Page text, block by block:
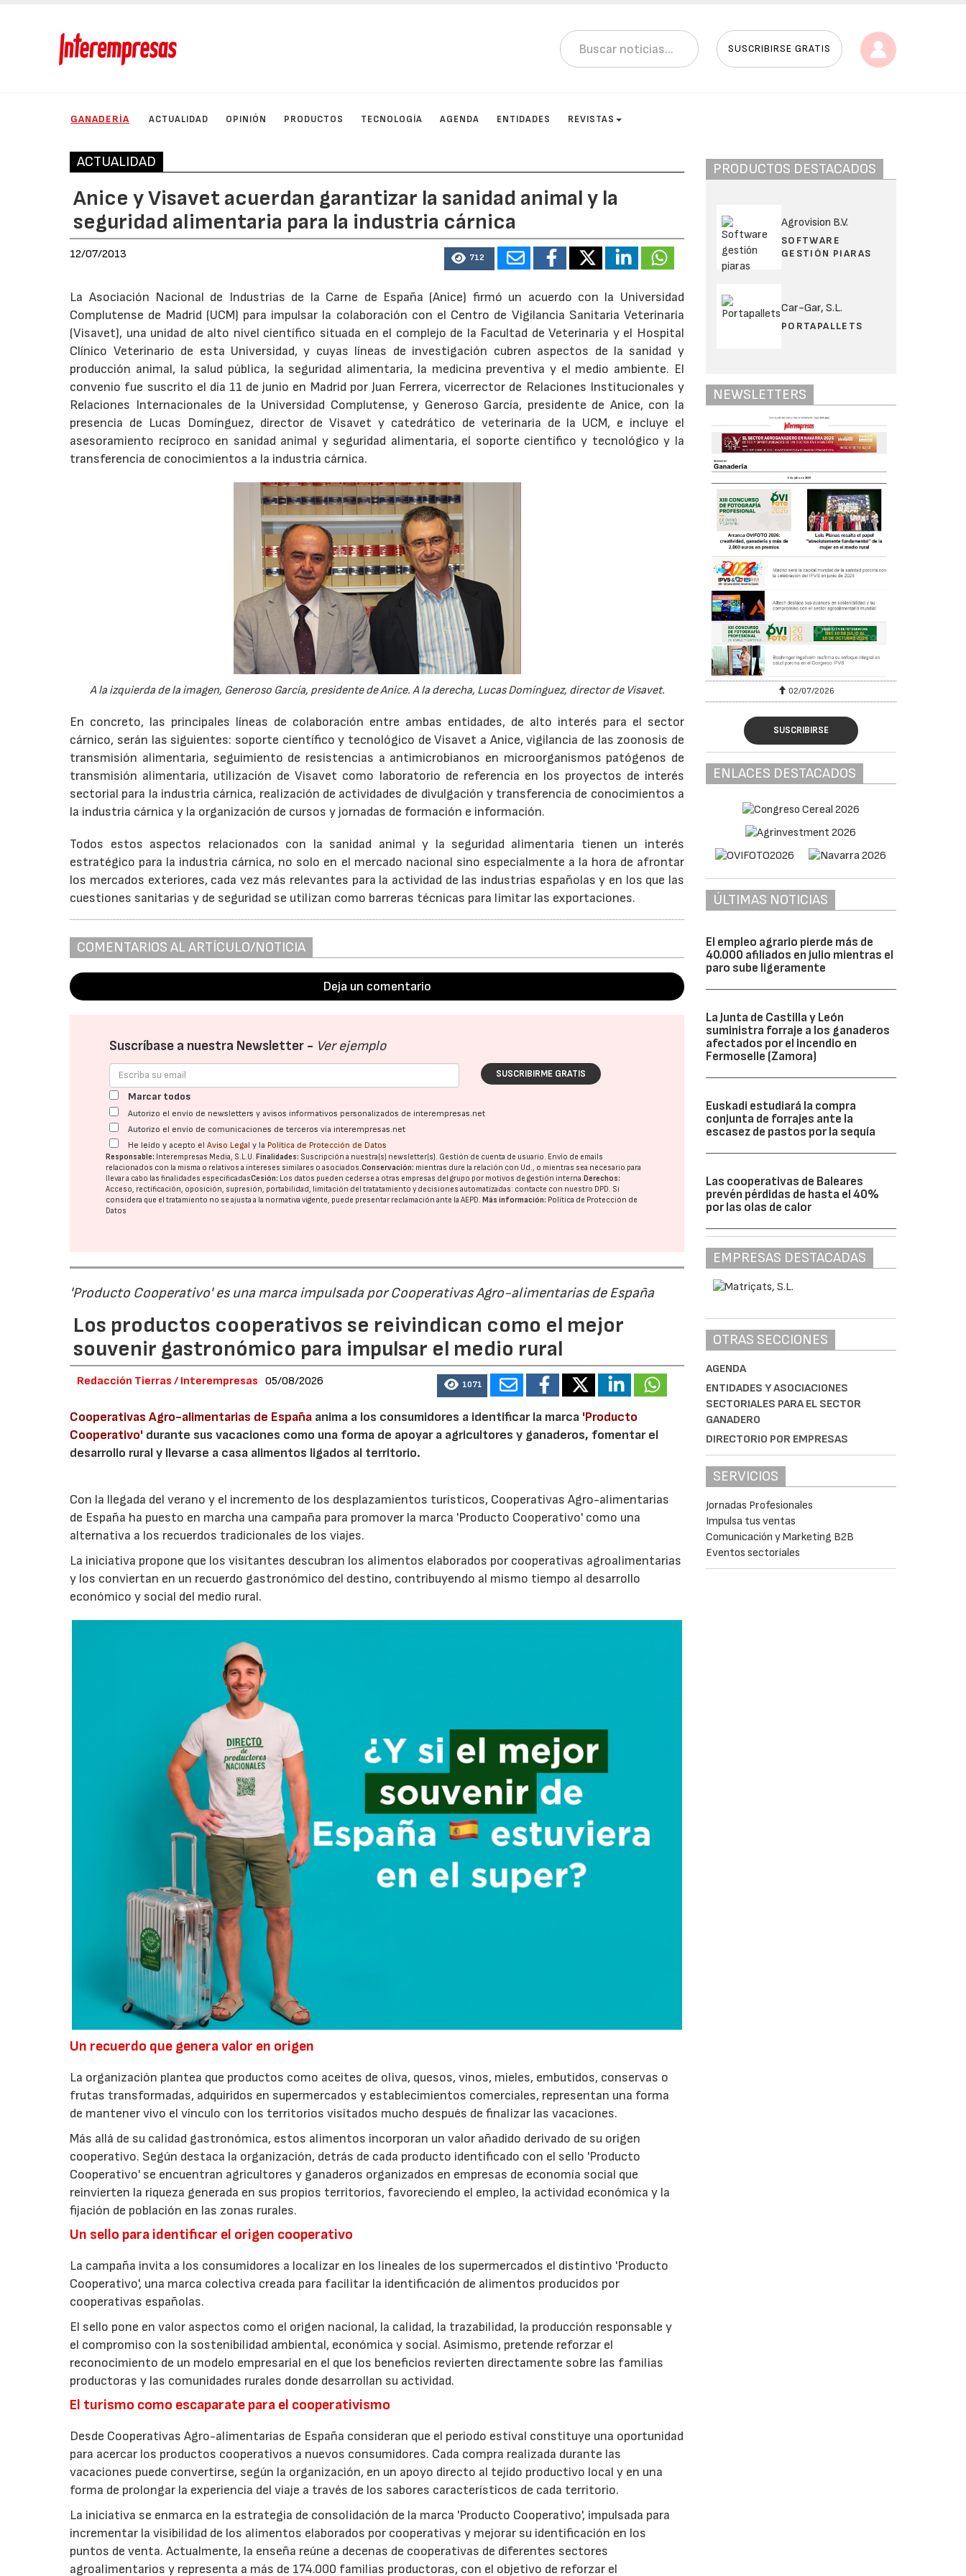
SUSCRIBIRSE GRATIS
GANADERÍA ACTUALIDAD OPINIÓN PRODUCTOS TECNOLOGÍA AGENDA ENTIDADES REVISTAS
ACTUALIDAD
Anice y Visavet acuerdan garantizar la sanidad animal y la
seguridad alimentaria para la industria cárnica
12/07/2013 712
La Asociación Nacional de Industrias de la Carne de España (Anice) firmó un acuerdo con la Universidad
Complutense de Madrid (UCM) para impulsar la colaboración con el Centro de Vigilancia Sanitaria Veterinaria
(Visavet), una unidad de alto nivel científico situada en el complejo de la Facultad de Veterinaria y el Hospital
Clínico Veterinario de esta Universidad, y cuyas líneas de investigación cubren aspectos de la sanidad y
producción animal, la salud pública, la seguridad alimentaria, la medicina preventiva y el medio ambiente. El
convenio fue suscrito el día 11 de junio en Madrid por Juan Ferrera, vicerrector de Relaciones Institucionales y
Relaciones Internacionales de la Universidad Complutense, y Generoso García, presidente de Anice, con la
presencia de Lucas Domínguez, director de Visavet y catedrático de veterinaria de la UCM, e incluye el
asesoramiento recíproco en sanidad animal y seguridad alimentaria, el soporte científico y tecnológico y la
transferencia de conocimientos a la industria cárnica.
A la izquierda de la imagen, Generoso García, presidente de Anice. A la derecha, Lucas Domínguez, director de Visavet.
En concreto, las principales líneas de colaboración entre ambas entidades, de alto interés para el sector
cárnico, serán las siguientes: soporte científico y tecnológico de Visavet a Anice, vigilancia de las zoonosis de
transmisión alimentaria, seguimiento de resistencias a antimicrobianos en microorganismos patógenos de
transmisión alimentaria, utilización de Visavet como laboratorio de referencia en los proyectos de interés
sectorial para la industria cárnica, realización de actividades de divulgación y transferencia de conocimientos a
la industria cárnica y la organización de cursos y jornadas de formación e información.
Todos estos aspectos relacionados con la sanidad animal y la seguridad alimentaria tienen un interés
estratégico para la industria cárnica, no solo en el mercado nacional sino especialmente a la hora de afrontar
los mercados exteriores, cada vez más relevantes para la actividad de las industrias españolas y en los que las
cuestiones sanitarias y de seguridad se utilizan como barreras técnicas para limitar las exportaciones.
COMENTARIOS AL ARTÍCULO/NOTICIA
Deja un comentario
Suscríbase a nuestra Newsletter - Ver ejemplo
SUSCRIBIRME GRATIS
Marcar todos
Autorizo el envío de newsletters y avisos informativos personalizados de interempresas.net
Autorizo el envío de comunicaciones de terceros vía interempresas.net
He leído y acepto elAviso Legal y la Política de Protección de Datos
Responsable: Interempresas Media, S.L.U.Finalidades: Suscripción a nuestra(s) newsletter(s). Gestión de cuenta de usuario. Envío de emails
relacionados con la misma o relativos a intereses similares o asociados.Conservación: mientras dure la relación con Ud., o mientras sea necesario para
llevar a cabo las finalidades especificadasCesión: Los datos pueden cederse a otras empresas del grupo por motivos de gestión interna.Derechos:
Acceso, rectificación, oposición, supresión, portabilidad, limitación del tratatamiento y decisiones automatizadas: contacte con nuestro DPD. Si
considera que el tratamiento no se ajusta a la normativa vigente, puede presentar reclamación ante laAEPD.Más información: Política de Protección de
Datos
'Producto Cooperativo' es una marca impulsada por Cooperativas Agro-alimentarias de España
Los productos cooperativos se reivindican como el mejor
souvenir gastronómico para impulsar el medio rural
Redacción Tierras / Interempresas 05/08/2026 1071
Cooperativas Agro-alimentarias de España anima a los consumidores a identificar la marca 'Producto
Cooperativo' durante sus vacaciones como una forma de apoyar a agricultores y ganaderos, fomentar el
desarrollo rural y llevarse a casa alimentos ligados al territorio.
Con la llegada del verano y el incremento de los desplazamientos turísticos, Cooperativas Agro-alimentarias
de España ha puesto en marcha una campaña para promover la marca 'Producto Cooperativo' como una
alternativa a los recuerdos tradicionales de los viajes.
La iniciativa propone que los visitantes descubran los alimentos elaborados por cooperativas agroalimentarias
y los conviertan en un recuerdo gastronómico del destino, contribuyendo al mismo tiempo al desarrollo
económico y social del medio rural.
Un recuerdo que genera valor en origen
La organización plantea que productos como aceites de oliva, quesos, vinos, mieles, embutidos, conservas o
frutas transformadas, adquiridos en supermercados y establecimientos comerciales, representan una forma
de mantener vivo el vínculo con los territorios visitados mucho después de finalizar las vacaciones.
Más allá de su calidad gastronómica, estos alimentos incorporan un valor añadido derivado de su origen
cooperativo. Según destaca la organización, detrás de cada producto identificado con el sello 'Producto
Cooperativo' se encuentran agricultores y ganaderos organizados en empresas de economía social que
reinvierten la riqueza generada en sus propios territorios, favoreciendo el empleo, la actividad económica y la
fijación de población en las zonas rurales.
Un sello para identificar el origen cooperativo
La campaña invita a los consumidores a localizar en los lineales de los supermercados el distintivo 'Producto
Cooperativo', una marca colectiva creada para facilitar la identificación de alimentos producidos por
cooperativas españolas.
El sello pone en valor aspectos como el origen nacional, la calidad, la trazabilidad, la producción responsable y
el compromiso con la sostenibilidad ambiental, económica y social. Asimismo, pretende reforzar el
reconocimiento de un modelo empresarial en el que los beneficios revierten directamente sobre las familias
productoras y las comunidades rurales donde desarrollan su actividad.
El turismo como escaparate para el cooperativismo
Desde Cooperativas Agro-alimentarias de España consideran que el periodo estival constituye una oportunidad
para acercar los productos cooperativos a nuevos consumidores. Cada compra realizada durante las
vacaciones puede convertirse, según la organización, en un apoyo directo al tejido productivo local y en una
forma de prolongar la experiencia del viaje a través de los sabores característicos de cada territorio.
La iniciativa se enmarca en la estrategia de consolidación de la marca 'Producto Cooperativo', impulsada para
incrementar la visibilidad de los alimentos elaborados por cooperativas y mejorar su identificación en los
puntos de venta. Actualmente, la enseña reúne a decenas de cooperativas de diferentes sectores
agroalimentarios y representa a más de 174.000 familias productoras, con el objetivo de reforzar el
PRODUCTOS DESTACADOS
Agrovision B.V.
SOFTWARE
GESTIÓN PIARAS
Car-Gar, S.L.
PORTAPALLETS
NEWSLETTERS
02/07/2026 16/07/2026 02/07/2026
SUSCRIBIRSE
ENLACES DESTACADOS
ÚLTIMAS NOTICIAS
El empleo agrario pierde más de
40.000 afiliados en julio mientras el
paro sube ligeramente
La Junta de Castilla y León
suministra forraje a los ganaderos
afectados por el incendio en
Fermoselle (Zamora)
Euskadi estudiará la compra
conjunta de forrajes ante la
escasez de pastos por la sequía
Las cooperativas de Baleares
prevén pérdidas de hasta el 40%
por las olas de calor
EMPRESAS DESTACADAS
OTRAS SECCIONES
AGENDA
ENTIDADES Y ASOCIACIONES
SECTORIALES PARA EL SECTOR
GANADERO
DIRECTORIO POR EMPRESAS
SERVICIOS
Jornadas Profesionales
Impulsa tus ventas
Comunicación y Marketing B2B
Eventos sectoriales